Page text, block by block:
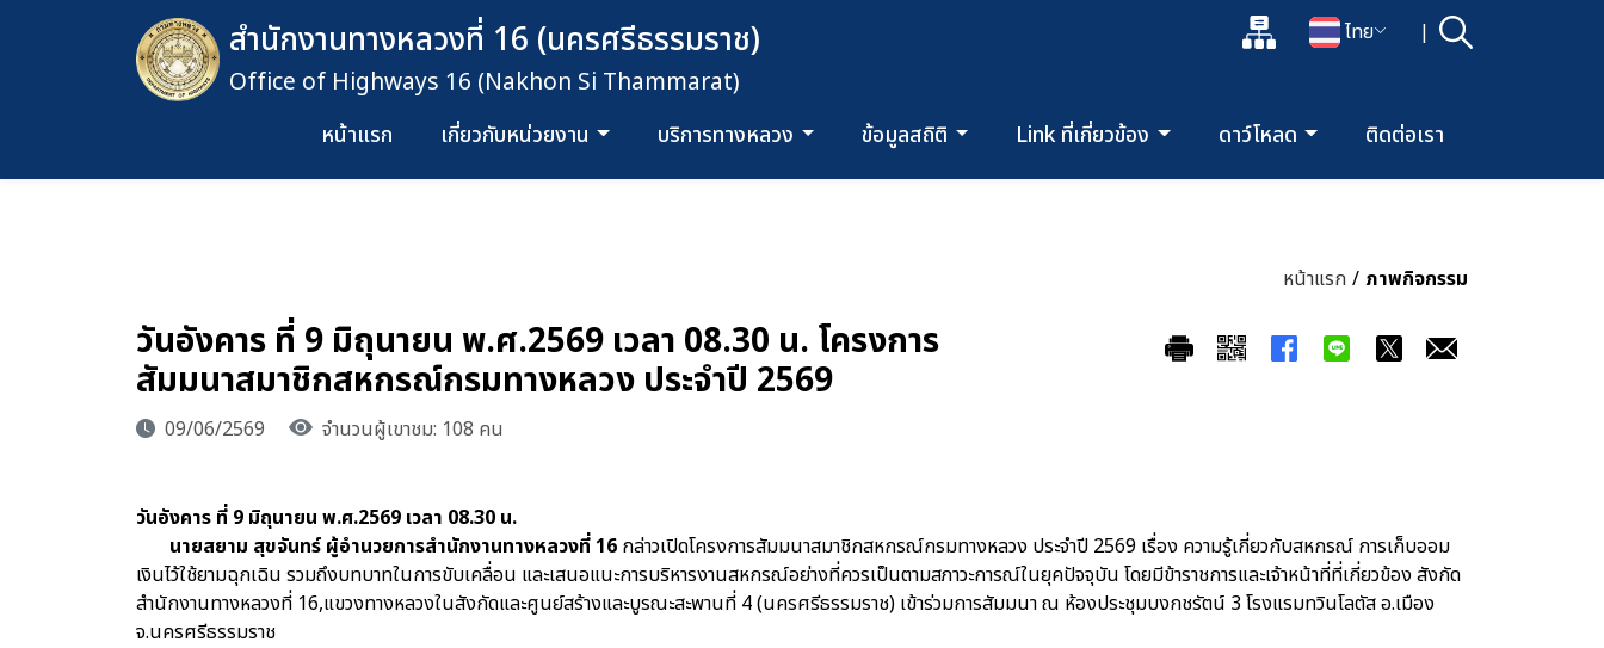
แผนผังเว็บไซต์
เปลี่ยนภาษา
ไทย | ค้นหา
เปิดกล่องค้นหาข้อมูลหลักของเว็บไซต์
สำนักงานทางหลวงที่ 16 (นครศรีธรรมราช)
Office of Highways 16 (Nakhon Si Thammarat)
หน้าแรก เกี่ยวกับหน่วยงาน บริการทางหลวง ข้อมูลสถิติ Link ที่เกี่ยวข้อง ดาว์โหลด ติดต่อเรา
หน้าแรก / ภาพกิจกรรม
วันอังคาร ที่ 9 มิถุนายน พ.ศ.2569 เวลา 08.30 น. โครงการ
สัมมนาสมาชิกสหกรณ์กรมทางหลวง ประจำปี 2569
09/06/2569 จำนวนผู้เขาชม: 108 คน
วันอังคาร ที่ 9 มิถุนายน พ.ศ.2569 เวลา 08.30 น.
นายสยาม สุขจันทร์ ผู้อำนวยการสำนักงานทางหลวงที่ 16 กล่าวเปิดโครงการสัมมนาสมาชิกสหกรณ์กรมทางหลวง ประจำปี 2569 เรื่อง ความรู้เกี่ยวกับสหกรณ์ การเก็บออม
เงินไว้ใช้ยามฉุกเฉิน รวมถึงบทบาทในการขับเคลื่อน และเสนอแนะการบริหารงานสหกรณ์อย่างที่ควรเป็นตามสภาวะการณ์ในยุคปัจจุบัน โดยมีข้าราชการและเจ้าหน้าที่ที่เกี่ยวข้อง สังกัด
สำนักงานทางหลวงที่ 16,แขวงทางหลวงในสังกัดและศูนย์สร้างและบูรณะสะพานที่ 4 (นครศรีธรรมราช) เข้าร่วมการสัมมนา ณ ห้องประชุมบงกชรัตน์ 3 โรงแรมทวินโลตัส อ.เมือง
จ.นครศรีธรรมราช